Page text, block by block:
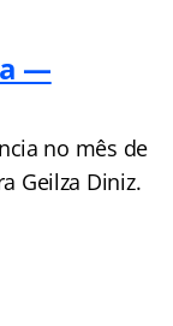
—
no mês de
Geilza Diniz.